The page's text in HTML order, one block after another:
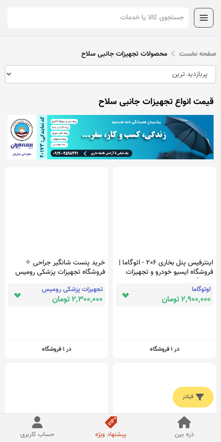
صفحه نخست محصولات تجهیزات جانبی سلاح
قیمت انواع تجهیزات جانبی سلاح
اینترفیس پنل بخاری 206 - اتوگاما |
فروشگاه ایسیو خودرو و تجهیزات
تعمیرگاهی
اوتوگاما
2,900,000 تومان
در 1 فروشگاه
خرید پنست شانگیر جراحی ✧
فروشگاه تجهیزات پزشکی رومیس
تجهیزات پزشکی رومیس
2,300,000 تومان
در 1 فروشگاه
فیلتر
ذره بین پیشنهاد ویژه حساب کاربری